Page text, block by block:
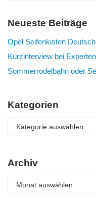
Neueste Beiträge
Opel Seifenkisten
Kurzinterview bei
Sommerrodelbahn oder
Kategorien
Archiv